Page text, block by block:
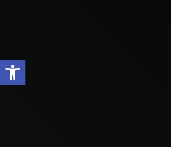
Open toolbar